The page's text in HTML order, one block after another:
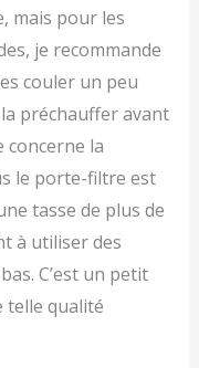
mais pour les
je recommande
couler un peu
préchauffer avant
concerne la
le porte-filtre est
tasse de plus de
à utiliser des
C’est un petit
telle qualité